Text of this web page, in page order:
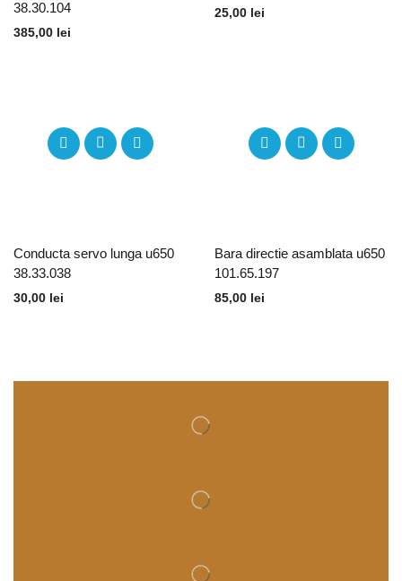
38.30.104
385,00 lei
25,00 lei
Conducta servo lunga u650
38.33.038
30,00 lei
Bara directie asamblata u650
101.65.197
85,00 lei